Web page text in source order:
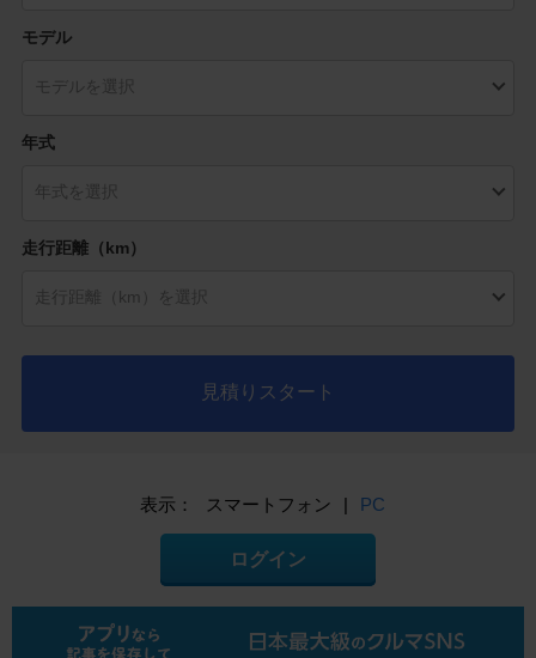
モデル
年式
走行距離（km）
見積りスタート
表示： スマートフォン | PC
ログイン